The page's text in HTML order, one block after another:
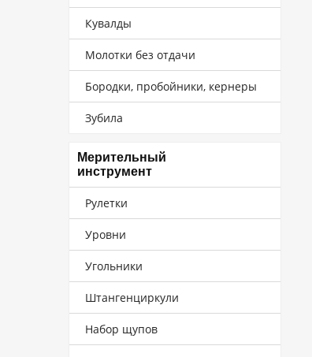
Кувалды
Молотки без отдачи
Бородки, пробойники, кернеры
Зубила
Мерительный
инструмент
Рулетки
Уровни
Угольники
Штангенциркули
Набор щупов